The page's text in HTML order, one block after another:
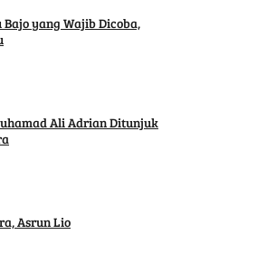
yang Wajib Dicoba,
Ali Adrian Ditunjuk
Asrun Lio